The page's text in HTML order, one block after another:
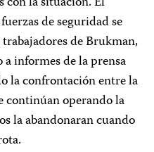
de seguridad se
de Brukman,
informes de la prensa
la confrontación entre la
continúan operando la
la abandonaran cuando